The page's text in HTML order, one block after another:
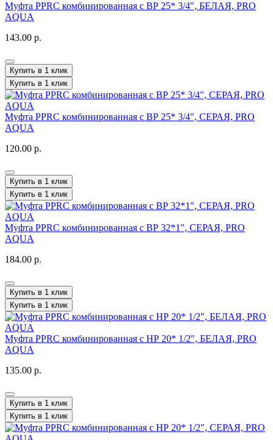
Муфта PPRC комбинированная с ВР 25* 3/4", БЕЛАЯ, PRO
AQUA
143.00 р.
Купить в 1 клик
Купить в 1 клик
Муфта PPRC комбинированная с ВР 25* 3/4", СЕРАЯ, PRO
AQUA
120.00 р.
Купить в 1 клик
Купить в 1 клик
Муфта PPRC комбинированная с ВР 32*1", СЕРАЯ, PRO
AQUA
184.00 р.
Купить в 1 клик
Купить в 1 клик
Муфта PPRC комбинированная с НР 20* 1/2", БЕЛАЯ, PRO
AQUA
135.00 р.
Купить в 1 клик
Купить в 1 клик